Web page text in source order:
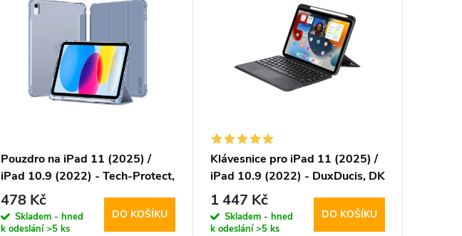
Pouzdro na iPad 11 (2025) /
iPad 10.9 (2022) - Tech-Protect,
SmartCase Hybrid Blue
478 Kč
Skladem - hned
k odeslání>5 ks
DO KOŠÍKU
Klávesnice pro iPad 11 (2025) /
iPad 10.9 (2022) - DuxDucis, DK
Keyboard Black
1 447 Kč
Skladem - hned
k odeslání>5 ks
DO KOŠÍKU